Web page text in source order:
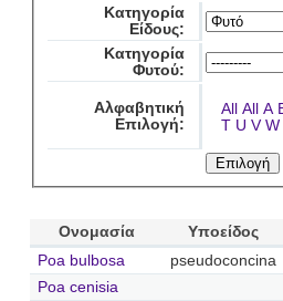
Κατηγορία
Είδους:
Κατηγορία
Φυτού:
Αλφαβητική
Επιλογή:
All All A
T U V W
Ονομασία Υποείδος
Poa bulbosa
pseudoconcina
Poa cenisia